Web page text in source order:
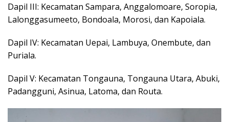
Dapil III: Kecamatan Sampara, Anggalomoare, Soropia,
Lalonggasumeeto, Bondoala, Morosi, dan Kapoiala.
Dapil IV: Kecamatan Uepai, Lambuya, Onembute, dan
Puriala.
Dapil V: Kecamatan Tongauna, Tongauna Utara, Abuki,
Padangguni, Asinua, Latoma, dan Routa.